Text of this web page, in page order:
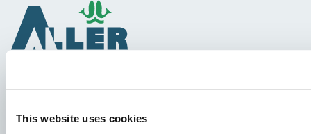
This website uses cookies
Specii